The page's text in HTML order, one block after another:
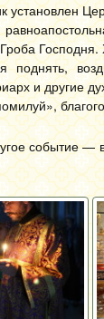
установлен
поднять,
и другие
событие